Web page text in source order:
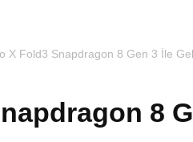
X Fold3 Snapdragon 8 Gen 3 İle
8